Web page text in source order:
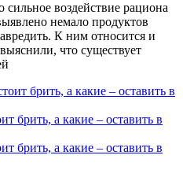
воздействие рациона
немало продуктов
К ним относится и
что существует
брить, а какие – оставить в
брить, а какие – оставить в